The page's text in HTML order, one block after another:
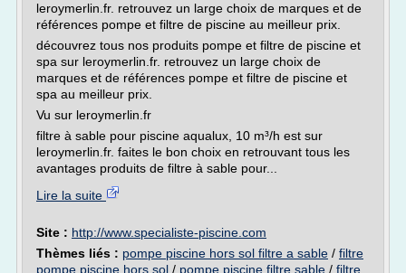
leroymerlin.fr. retrouvez un large choix de marques et de
références pompe et filtre de piscine au meilleur prix.
découvrez tous nos produits pompe et filtre de piscine et
spa sur leroymerlin.fr. retrouvez un large choix de
marques et de références pompe et filtre de piscine et
spa au meilleur prix.
Vu sur leroymerlin.fr
filtre à sable pour piscine aqualux, 10 m³/h est sur
leroymerlin.fr. faites le bon choix en retrouvant tous les
avantages produits de filtre à sable pour...
Lire la suite
Site : http://www.specialiste-piscine.com
Thèmes liés : pompe piscine hors sol filtre a sable / filtre
pompe piscine hors sol / pompe piscine filtre sable / filtre